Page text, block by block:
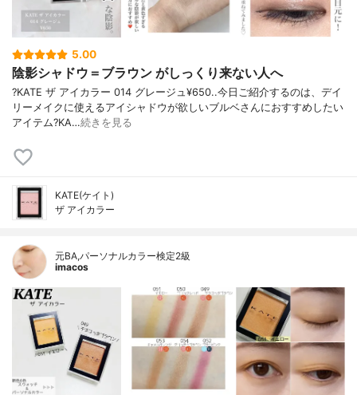
5.00
陰影シャドウ＝ブラウン がしっくり来ない人へ
?KATE ザ アイカラー 014 グレージュ¥650..今日ご紹介するのは、デイ
リーメイクに使えるアイシャドウが欲しいブルベさんにおすすめしたい
アイテム?KA…続きを見る
KATE(ケイト)
ザ アイカラー
元BA,パーソナルカラー検定2級
imacos